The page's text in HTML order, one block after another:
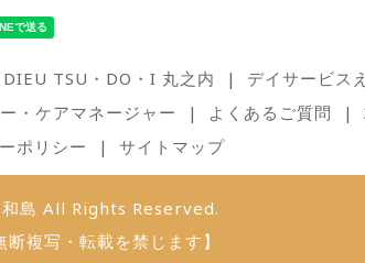
TSU・DO・I 丸之内
デイサービス
・ケアマネージャー よくあるご質問
ポリシー サイトマップ
島 All Rights Reserved.
複写・転載を禁じます】